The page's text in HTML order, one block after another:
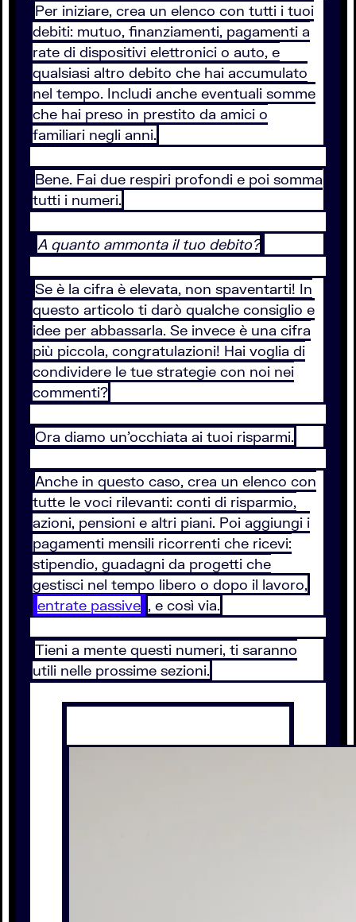
Per iniziare, crea un elenco con tutti i tuoi
debiti: mutuo, finanziamenti, pagamenti a
rate di dispositivi elettronici o auto, e
qualsiasi altro debito che hai accumulato
nel tempo. Includi anche eventuali somme
che hai preso in prestito da amici o
familiari negli anni.
Bene. Fai due respiri profondi e poi somma
tutti i numeri.
A quanto ammonta il tuo debito?
Se è la cifra è elevata, non spaventarti! In
questo articolo ti darò qualche consiglio e
idee per abbassarla. Se invece è una cifra
più piccola, congratulazioni! Hai voglia di
condividere le tue strategie con noi nei
commenti?
Ora diamo un'occhiata ai tuoi risparmi.
Anche in questo caso, crea un elenco con
tutte le voci rilevanti: conti di risparmio,
azioni, pensioni e altri piani. Poi aggiungi i
pagamenti mensili ricorrenti che ricevi:
stipendio, guadagni da progetti che
gestisci nel tempo libero o dopo il lavoro,
entrate passive , e così via.
Tieni a mente questi numeri, ti saranno
utili nelle prossime sezioni.